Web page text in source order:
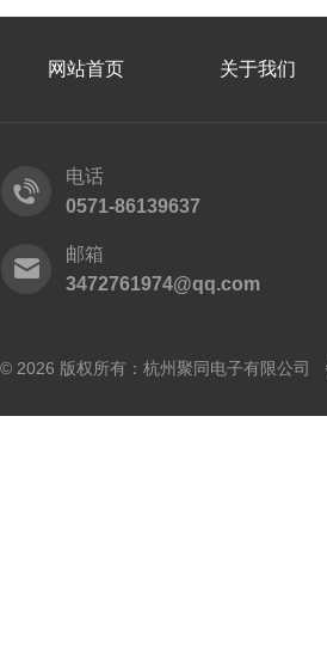
网站首页 关于我们
电话
0571-86139637
邮箱
3472761974@qq.com
© 2026 版权所有：杭州聚同电子有限公司